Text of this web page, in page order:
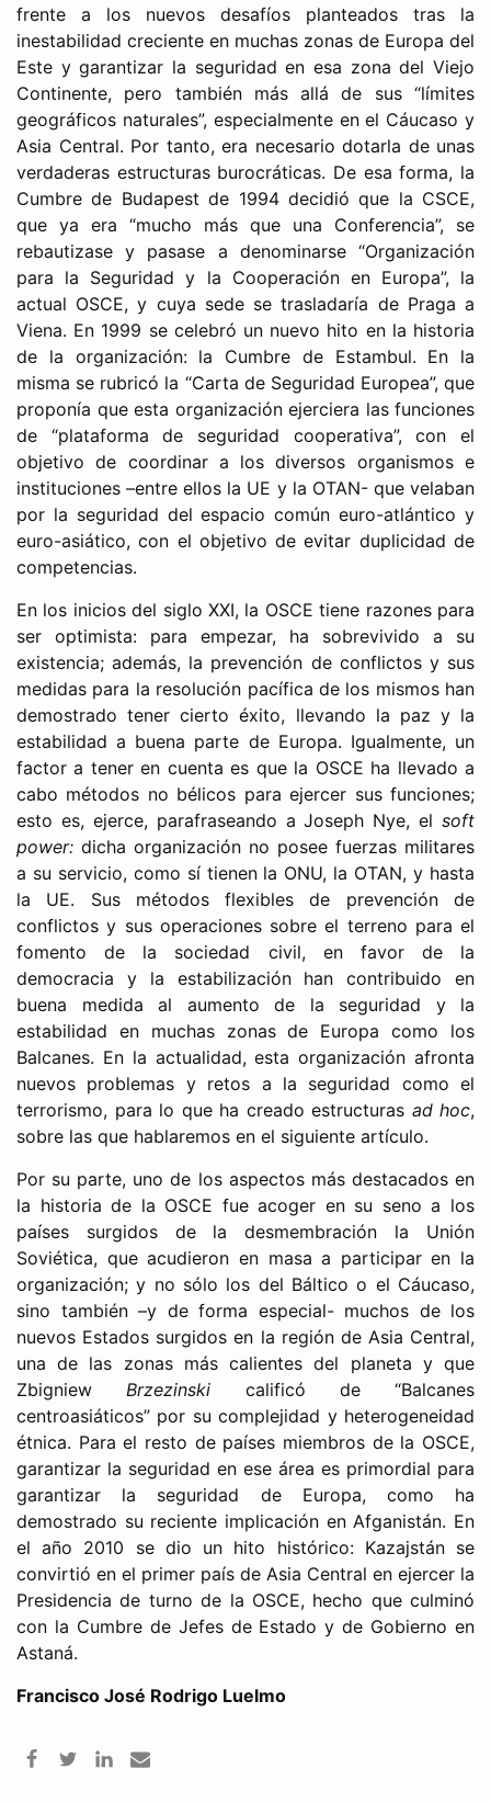
frente a los nuevos desafíos planteados tras la
inestabilidad creciente en muchas zonas de Europa del
Este y garantizar la seguridad en esa zona del Viejo
Continente, pero también más allá de sus “límites
geográficos naturales”, especialmente en el Cáucaso y
Asia Central. Por tanto, era necesario dotarla de unas
verdaderas estructuras burocráticas. De esa forma, la
Cumbre de Budapest de 1994 decidió que la CSCE,
que ya era “mucho más que una Conferencia”, se
rebautizase y pasase a denominarse “Organización
para la Seguridad y la Cooperación en Europa”, la
actual OSCE, y cuya sede se trasladaría de Praga a
Viena. En 1999 se celebró un nuevo hito en la historia
de la organización: la Cumbre de Estambul. En la
misma se rubricó la “Carta de Seguridad Europea”, que
proponía que esta organización ejerciera las funciones
de “plataforma de seguridad cooperativa”, con el
objetivo de coordinar a los diversos organismos e
instituciones –entre ellos la UE y la OTAN- que velaban
por la seguridad del espacio común euro-atlántico y
euro-asiático, con el objetivo de evitar duplicidad de
competencias.
En los inicios del siglo XXI, la OSCE tiene razones para
ser optimista: para empezar, ha sobrevivido a su
existencia; además, la prevención de conflictos y sus
medidas para la resolución pacífica de los mismos han
demostrado tener cierto éxito, llevando la paz y la
estabilidad a buena parte de Europa. Igualmente, un
factor a tener en cuenta es que la OSCE ha llevado a
cabo métodos no bélicos para ejercer sus funciones;
esto es, ejerce, parafraseando a Joseph Nye, el soft
power: dicha organización no posee fuerzas militares
a su servicio, como sí tienen la ONU, la OTAN, y hasta
la UE. Sus métodos flexibles de prevención de
conflictos y sus operaciones sobre el terreno para el
fomento de la sociedad civil, en favor de la
democracia y la estabilización han contribuido en
buena medida al aumento de la seguridad y la
estabilidad en muchas zonas de Europa como los
Balcanes. En la actualidad, esta organización afronta
nuevos problemas y retos a la seguridad como el
terrorismo, para lo que ha creado estructuras ad hoc,
sobre las que hablaremos en el siguiente artículo.
Por su parte, uno de los aspectos más destacados en
la historia de la OSCE fue acoger en su seno a los
países surgidos de la desmembración la Unión
Soviética, que acudieron en masa a participar en la
organización; y no sólo los del Báltico o el Cáucaso,
sino también –y de forma especial- muchos de los
nuevos Estados surgidos en la región de Asia Central,
una de las zonas más calientes del planeta y que
Zbigniew Brzezinski calificó de “Balcanes
centroasiáticos” por su complejidad y heterogeneidad
étnica. Para el resto de países miembros de la OSCE,
garantizar la seguridad en ese área es primordial para
garantizar la seguridad de Europa, como ha
demostrado su reciente implicación en Afganistán. En
el año 2010 se dio un hito histórico: Kazajstán se
convirtió en el primer país de Asia Central en ejercer la
Presidencia de turno de la OSCE, hecho que culminó
con la Cumbre de Jefes de Estado y de Gobierno en
Astaná.
Francisco José Rodrigo Luelmo